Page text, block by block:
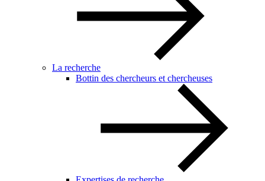
La recherche
Bottin des chercheurs et chercheuses